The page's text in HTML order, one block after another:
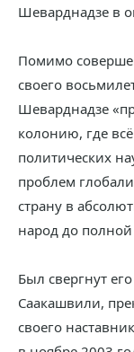
Шеварднадзе в
Помимо
своего
Шеварднадзе
колонию, где
политических
проблем
страну в
народ до
Был свергнут
Саакашвили,
своего